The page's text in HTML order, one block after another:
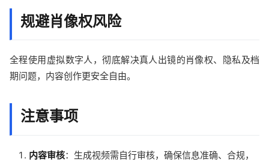
规避肖像权风险
全程使用虚拟数字人，彻底解决真人出镜的肖像权、隐私及档
期问题，内容创作更安全自由。
注意事项
内容审核：生成视频需自行审核，确保信息准确、合规，